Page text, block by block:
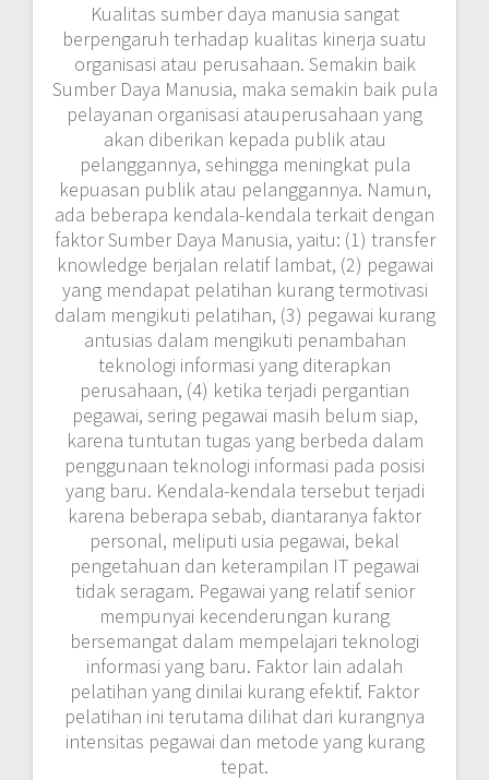
Kualitas sumber daya manusia sangat
berpengaruh terhadap kualitas kinerja suatu
organisasi atau perusahaan. Semakin baik
Sumber Daya Manusia, maka semakin baik pula
pelayanan organisasi atauperusahaan yang
akan diberikan kepada publik atau
pelanggannya, sehingga meningkat pula
kepuasan publik atau pelanggannya. Namun,
ada beberapa kendala-kendala terkait dengan
faktor Sumber Daya Manusia, yaitu: (1) transfer
knowledge berjalan relatif lambat, (2) pegawai
yang mendapat pelatihan kurang termotivasi
dalam mengikuti pelatihan, (3) pegawai kurang
antusias dalam mengikuti penambahan
teknologi informasi yang diterapkan
perusahaan, (4) ketika terjadi pergantian
pegawai, sering pegawai masih belum siap,
karena tuntutan tugas yang berbeda dalam
penggunaan teknologi informasi pada posisi
yang baru. Kendala-kendala tersebut terjadi
karena beberapa sebab, diantaranya faktor
personal, meliputi usia pegawai, bekal
pengetahuan dan keterampilan IT pegawai
tidak seragam. Pegawai yang relatif senior
mempunyai kecenderungan kurang
bersemangat dalam mempelajari teknologi
informasi yang baru. Faktor lain adalah
pelatihan yang dinilai kurang efektif. Faktor
pelatihan ini terutama dilihat dari kurangnya
intensitas pegawai dan metode yang kurang
tepat.